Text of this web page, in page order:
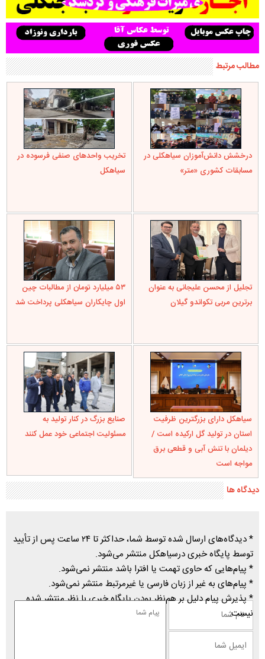
مطالب مرتبط
درخشش دانش‌آموزان سیاهکلی در
مسابقات کشوری «متر»
تخریب واحدهای صنفی فرسوده در
سیاهکل
تجلیل از محسن علیجانی به عنوان
برترین مربی تکواندو گیلان
۵۳ میلیارد تومان از مطالبات چین
اول چایکاران سیاهکلی پرداخت شد
سیاهکل دارای بزرگترین ظرفیت
استان در تولید گل ارکیده است /
دیلمان با تنش آبی و قطعی برق
مواجه است
صنایع بزرگ در کنار تولید به
مسئولیت اجتماعی خود عمل کنند
دیدگاه ها
* دیدگاه‌های ارسال شده توسط شما، حداکثر تا ۲۴ ساعت پس از تأیید
توسط پایگاه خبری درسیاهکل منتشر می‌شود.
* پیام‌هایی که حاوی تهمت یا افترا باشد منتشر نمی‌شود.
* پیام‌های به غیر از زبان فارسی یا غیرمرتبط منتشر نمی‌شود.
* پذیرش پیام دلیل بر هم‌نظر بودن پایگاه خبری با نظر منتشر شده
نیست.